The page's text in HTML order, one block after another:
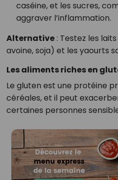
caséine, et les sucres,
aggraver l’inflammation.
Alternative: Testez les
avoine, soja) et les yaourts
Les aliments riches en
Le gluten est une protéine
céréales, et il peut
certaines personnes